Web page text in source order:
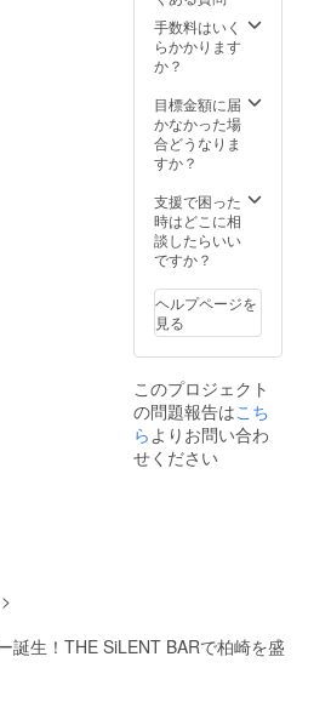
いしま
す。 ・
利用日
時間
は、施
設管理
者と相
決めさ
せて頂
きま
す。 ・
度は月
一回程
度で
す。 ・
できま
せん。
また、
部屋に
は冷暖
示、イ
ベント
のみで
す。時
間は、
90分と
させて
頂きま
す。 ・
テーマ
は講師
に任せ
て頂き
・交通
費や宿
泊費、
手話通
伴う場
合は、
別途請
求させ
て頂き
です。
手数料はいく
らかかります
か？
目標金額に届
かなかった場
合どうなりま
すか？
支援で困った
時はどこに相
談したらいい
ですか？
ヘルプページを
見る
このプロジェクト
の問題報告はこち
らよりお問い合わ
せください
>
誕生！THE SiLENT BARで柏崎を盛